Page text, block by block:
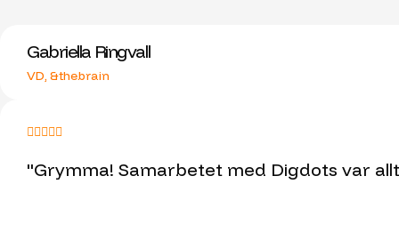
Gabriella Ringvall
VD, &thebrain
"Grymma! Samarbetet med Digdots var